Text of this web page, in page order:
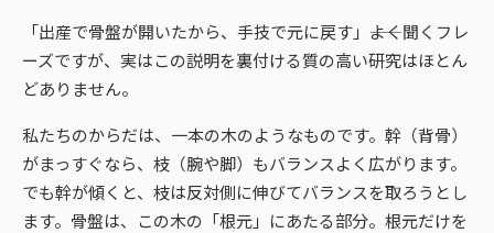
「出産で骨盤が開いたから、手技で元に戻す」――よく聞くフレ
ーズですが、実はこの説明を裏付ける質の高い研究はほとん
どありません。
私たちのからだは、一本の木のようなものです。幹（背骨）
がまっすぐなら、枝（腕や脚）もバランスよく広がります。
でも幹が傾くと、枝は反対側に伸びてバランスを取ろうとし
ます。骨盤は、この木の「根元」にあたる部分。根元だけを